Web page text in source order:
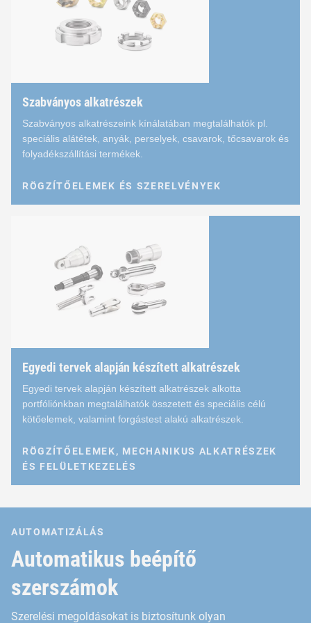
Meneterősítés és menetjavítás –
Vakszegecsanyák és -csavarok –
Menetkészítés és csavarok elvesztés elleni
Ügyfélspecifikus alkatrészek hőre lágyuló
Rezgés- és zajmentesítés – SITEC® ésSNAPLOC®
Szabványos alkatrészek
Szabványos alkatrészeink kínálatában megtalálhatók pl.
speciális alátétek, anyák, perselyek, csavarok, tőcsavarok és
folyadékszállítási termékek.
RÖGZÍTŐELEMEK ÉS SZERELVÉNYEK
Szabványos alkatrészek
Rögzítőelemek
Alátétek / perselyek / távtartók
Menetes rögzítőelemek:
Anyák / önbiztosító anyák / szerelvények /
Szerelvények:
B-anyák / hollandianyás szerelvények / normál
Airbus QPL (ABS, AS, ASNA, MS, NAS, NFL, NSA stb.)
Airbus Helicopters (ASNA, DHS, EN, ECS stb.)
Egyedi tervek alapján készített alkatrészek
Egyedi tervek alapján készített alkatrészek alkotta
portfóliónkban megtalálhatók összetett és speciális célú
kötőelemek, valamint forgástest alakú alkatrészek.
RÖGZÍTŐELEMEK, MECHANIKUS ALKATRÉSZEK
ÉS FELÜLETKEZELÉS
Egyedi tervek alapján
A tervrajztól a sorozatgyártásig
AUTOMATIZÁLÁS
Automatikus beépítő
szerszámok
Szerelési megoldásokat is biztosítunk olyan